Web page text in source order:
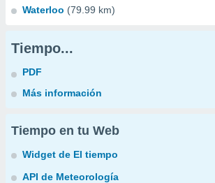
Waterloo (79.99 km)
Tiempo...
PDF
Más información
Tiempo en tu Web
Widget de El tiempo
API de Meteorología